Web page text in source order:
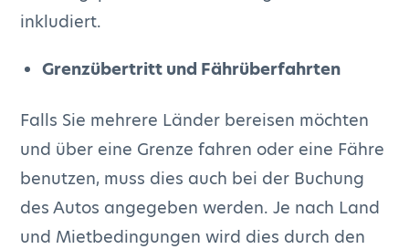
inkludiert.
Grenzübertritt und Fährüberfahrten
Falls Sie mehrere Länder bereisen möchten
und über eine Grenze fahren oder eine Fähre
benutzen, muss dies auch bei der Buchung
des Autos angegeben werden. Je nach Land
und Mietbedingungen wird dies durch den